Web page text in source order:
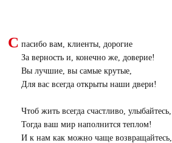
С пасибо вам, клиенты, дорогие
За верность и, конечно же, доверие!
Вы лучшие, вы самые крутые,
Для вас всегда открыты наши двери!
Чтоб жить всегда счастливо, улыбайтесь,
Тогда ваш мир наполнится теплом!
И к нам как можно чаще возвращайтесь,